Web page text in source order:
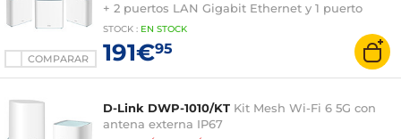
COMPARAR
+ 2 puertos LAN Gigabit Ethernet y 1 puerto
WAN Gigabit Ethernet
STOCK : EN STOCK
191€95
D-Link DWP-1010/KT Kit Mesh Wi-Fi 6 5G con
antena externa IP67